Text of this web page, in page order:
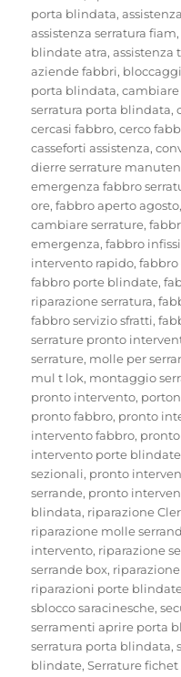
porta blindata,
assistenza serratura fiam
blindate atra,assistenza
aziende fabbri,
porta blindata,cambiare
serratura porta blindata,
cercasi fabbro,cerco
casseforti assistenza,
dierre serrature
emergenza fabbro
ore,fabbro aperto agosto
cambiare serrature,
emergenza,fabbro
intervento rapido,
fabbro porte blindate,
riparazione serratura,
fabbro servizio sfratti,
serrature pronto
serrature, molle per
mul t lok, montaggio
pronto intervento,
pronto fabbro, pronto
intervento fabbro,
intervento porte blindate
sezionali, pronto
serrande, pronto
blindata, riparazione Cler
riparazione molle
intervento, riparazione
serrande box,
riparazioni porte
sblocco saracinesche,
serramenti aprire porta
serratura porta blindata,
blindate,Serrature